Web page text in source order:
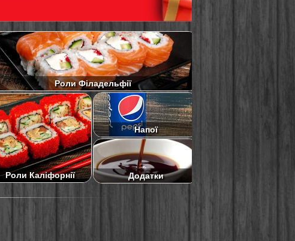
Роли Філадельфії
Роли Каліфорнії
Напої
Додатки